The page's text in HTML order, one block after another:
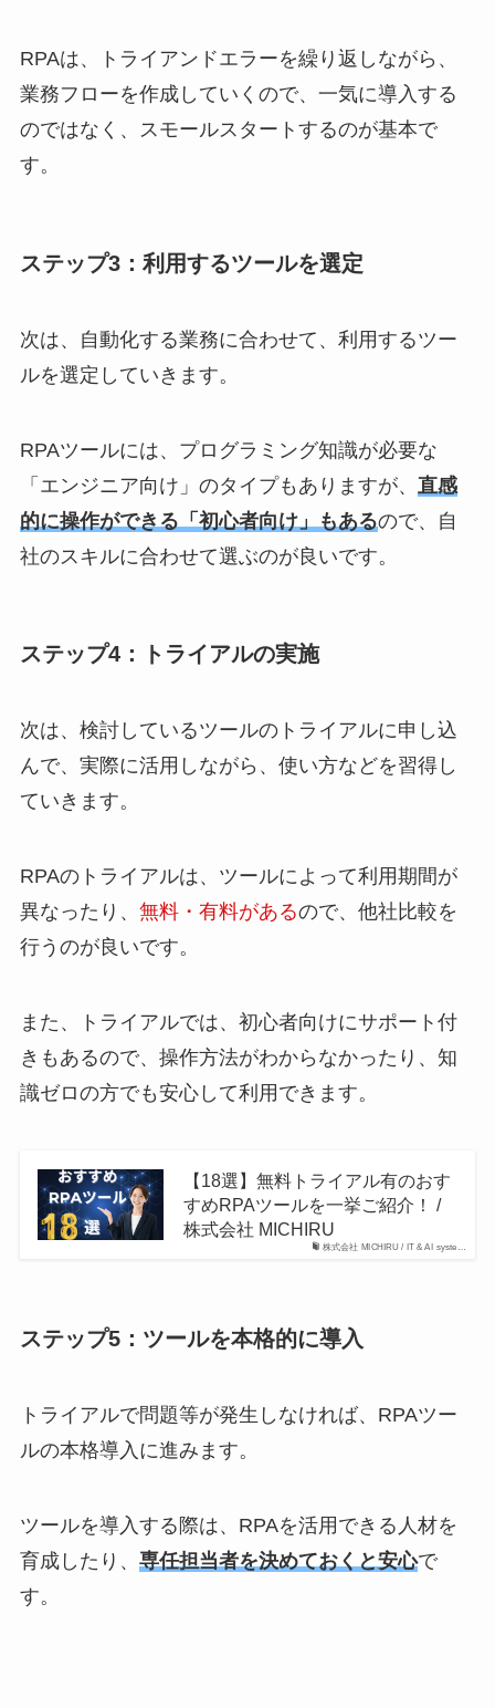
RPAは、トライアンドエラーを繰り返しながら、
業務フローを作成していくので、一気に導入する
のではなく、スモールスタートするのが基本で
す。
ステップ3：利用するツールを選定
次は、自動化する業務に合わせて、利用するツー
ルを選定していきます。
RPAツールには、プログラミング知識が必要な
「エンジニア向け」のタイプもありますが、 直感
的に操作ができる「初心者向け」もあるので、自
社のスキルに合わせて選ぶのが良いです。
ステップ4：トライアルの実施
次は、検討しているツールのトライアルに申し込
んで、実際に活用しながら、使い方などを習得し
ていきます。
RPAのトライアルは、ツールによって利用期間が
異なったり、 無料・有料があるので、他社比較を
行うのが良いです。
また、トライアルでは、初心者向けにサポート付
きもあるので、操作方法がわからなかったり、知
識ゼロの方でも安心して利用できます。
株式会社 MICHIRU / IT & AI syste…
【18選】無料トライアル有のおす
すめRPAツールを一挙ご紹介！ /
株式会社 MICHIRU
ステップ5：ツールを本格的に導入
トライアルで問題等が発生しなければ、RPAツー
ルの本格導入に進みます。
ツールを導入する際は、RPAを活用できる人材を
育成したり、 専任担当者を決めておくと安心で
す。